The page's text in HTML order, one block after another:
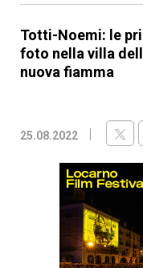
Totti-Noemi: le
foto nella villa
nuova fiamma
25.08.2022